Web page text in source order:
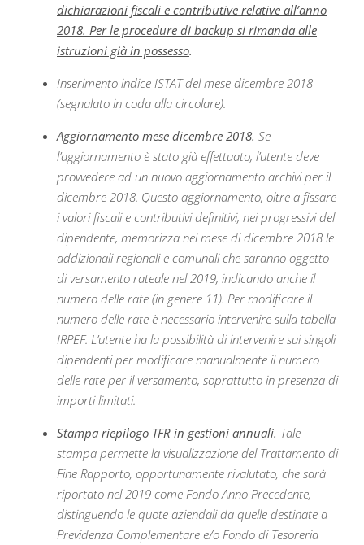
dichiarazioni fiscali e contributive relative all’anno
2018. Per le procedure di backup si rimanda alle
istruzioni già in possesso.
Inserimento indice ISTAT del mese dicembre 2018
(segnalato in coda alla circolare).
Aggiornamento mese dicembre 2018. Se
l’aggiornamento è stato già effettuato, l’utente deve
provvedere ad un nuovo aggiornamento archivi per il
dicembre 2018. Questo aggiornamento, oltre a fissare
i valori fiscali e contributivi definitivi, nei progressivi del
dipendente, memorizza nel mese di dicembre 2018 le
addizionali regionali e comunali che saranno oggetto
di versamento rateale nel 2019, indicando anche il
numero delle rate (in genere 11). Per modificare il
numero delle rate è necessario intervenire sulla tabella
IRPEF. L’utente ha la possibilità di intervenire sui singoli
dipendenti per modificare manualmente il numero
delle rate per il versamento, soprattutto in presenza di
importi limitati.
Stampa riepilogo TFR in gestioni annuali. Tale
stampa permette la visualizzazione del Trattamento di
Fine Rapporto, opportunamente rivalutato, che sarà
riportato nel 2019 come Fondo Anno Precedente,
distinguendo le quote aziendali da quelle destinate a
Previdenza Complementare e/o Fondo di Tesoreria